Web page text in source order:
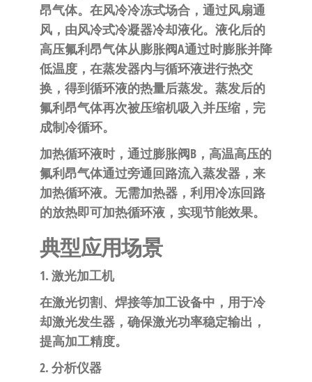
昂气体。在风冷冷冻式场合，通过风扇通
风，由风冷式冷凝器冷却液化。液化后的
高压氟利昂气体从膨胀阀A通过时膨胀并降
低温度，在蒸发器内与循环液进行热交
换，得到循环液的热量后蒸发。蒸发后的
氟利昂气体再次被压缩机吸入并压缩，完
成制冷循环。
加热循环液时，通过膨胀阀B，高温高压的
氟利昂气体通过旁通回路流入蒸发器，来
加热循环液。无需加热器，利用冷冻回路
的放热即可加热循环液，实现节能效果。
典型应用场景
1. 激光加工机
在激光切割、焊接等加工设备中，用于冷
却激光发生器，确保激光功率稳定输出，
提高加工精度。
2. 分析仪器